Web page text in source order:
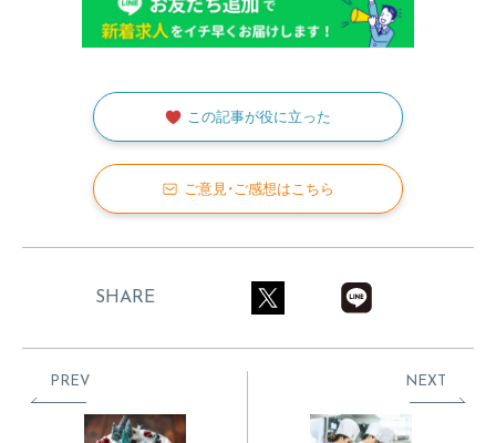
この記事が役に立った
ご意見・ご感想はこちら
SHARE
PREV NEXT